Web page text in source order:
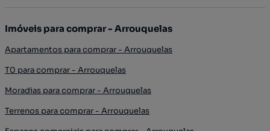
Imóveis para comprar - Arrouquelas
Apartamentos para comprar - Arrouquelas
T0 para comprar - Arrouquelas
Moradias para comprar - Arrouquelas
Terrenos para comprar - Arrouquelas